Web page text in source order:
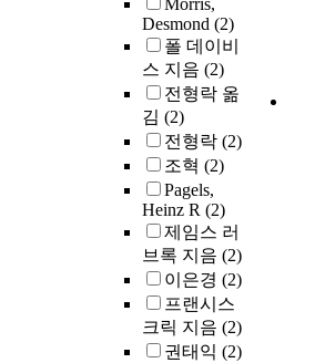
Morris,
Desmond (2)
폴 데이비
스 지음 (2)
전형락 옮
김 (2)
전형락 (2)
조혁 (2)
Pagels,
Heinz R (2)
제임스 러
브록 지음 (2)
이은경 (2)
프랜시스
크릭 지음 (2)
권태익 (2)